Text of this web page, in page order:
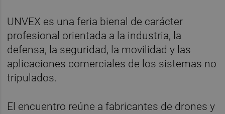
UNVEX es una feria bienal de carácter
profesional orientada a la industria, la
defensa, la seguridad, la movilidad y las
aplicaciones comerciales de los sistemas no
tripulados.
El encuentro reúne a fabricantes de drones y